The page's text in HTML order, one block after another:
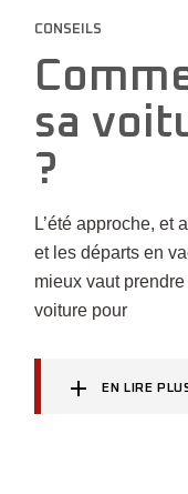
CONSEILS
sa
?
L’été approche, et
et les départs en
mieux vaut
voiture pour
EN LIRE